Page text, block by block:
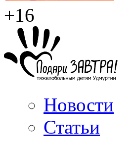
+16
Новости
Статьи